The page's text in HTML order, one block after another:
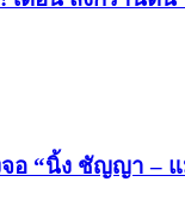
อ “นิ้ง ชัญญา –